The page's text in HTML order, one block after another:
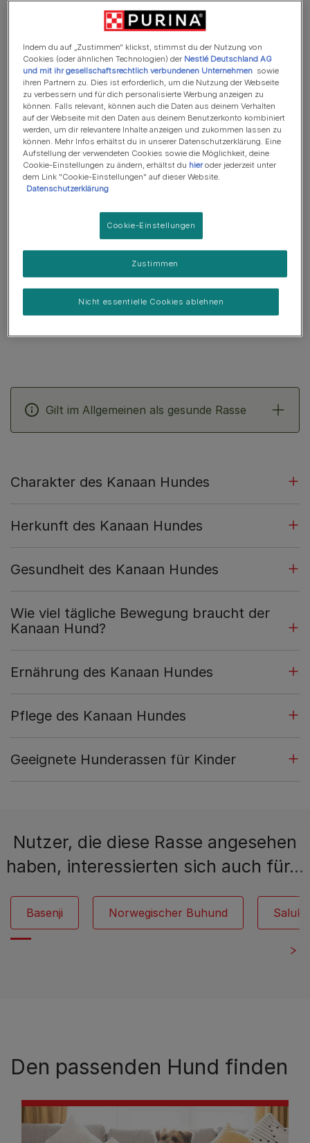
Wissenswertes
Hunde für Besitzer mit viel Erfahrung
Intensives Training
Aktive Spaziergänge
60-120 min Bewegung pro Tag
Mittelgroßer Hund
Sehr wenig Speichelfluss
Fellpflege 1 x pro Woche
Wachhund, der anschlägt und bellt
Braucht Eingewöhnung
Braucht Training und Eingewöhnung um mit Kindern
Gilt im Allgemeinen als gesunde Rasse
Charakter des Kanaan Hundes
Herkunft des Kanaan Hundes
Gesundheit des Kanaan Hundes
Wie viel tägliche Bewegung braucht der
Kanaan Hund?
Ernährung des Kanaan Hundes
Pflege des Kanaan Hundes
Geeignete Hunderassen für Kinder
Nutzer, die diese Rasse angesehen
haben, interessierten sich auch für…
Basenji Norwegischer Buhund Saluki
Den passenden Hund finden
Indem du auf „Zustimmen“ klickst, stimmst du der Nutzung von
Cookies (oder ähnlichen Technologien) der Nestlé Deutschland AG
und mit ihr gesellschaftsrechtlich verbundenen Unternehmen sowie
ihren Partnern zu. Dies ist erforderlich, um die Nutzung der Webseite
zu verbessern und für dich personalisierte Werbung anzeigen zu
können. Falls relevant, können auch die Daten aus deinem Verhalten
auf der Webseite mit den Daten aus deinem Benutzerkonto kombiniert
werden, um dir relevantere Inhalte anzeigen und zukommen lassen zu
können. Mehr Infos erhältst du in unserer Datenschutzerklärung. Eine
Aufstellung der verwendeten Cookies sowie die Möglichkeit, deine
Cookie-Einstellungen zu ändern, erhältst du hieroder jederzeit unter
dem Link "Cookie-Einstellungen" auf dieser Website.
Datenschutzerklärung
Cookie-Einstellungen
Nicht essentielle Cookies ablehnen
Zustimmen